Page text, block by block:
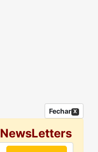
Fechar X
NewsLetters